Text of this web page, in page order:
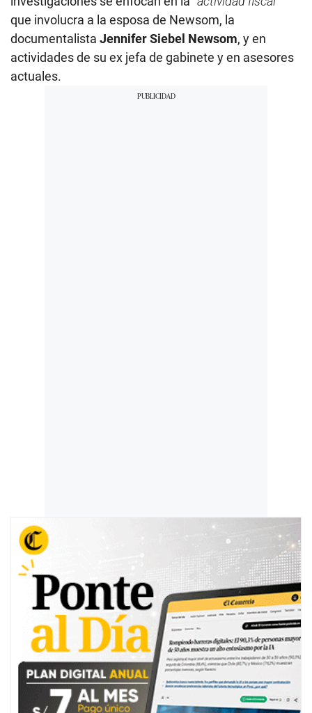
que involucra a la esposa de Newsom, la
documentalista Jennifer Siebel Newsom, y en
actividades de su ex jefa de gabinete y en asesores
actuales.